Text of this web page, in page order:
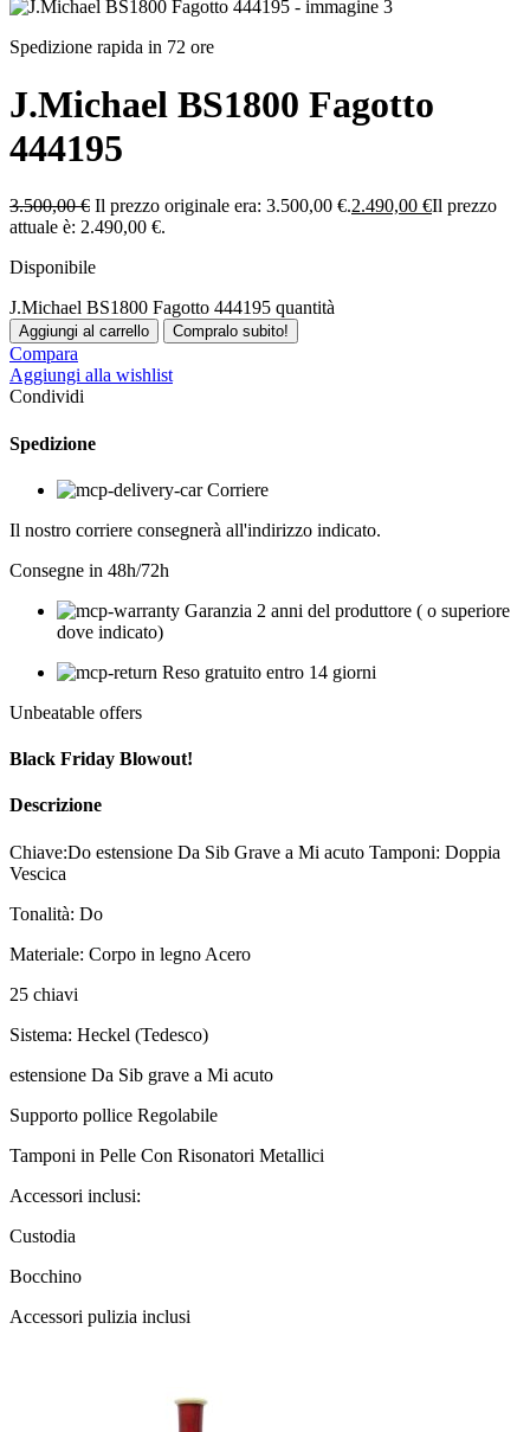
Spedizione rapida in 72 ore
J.Michael BS1800 Fagotto
444195
3.500,00€ Il prezzo originale era: 3.500,00 €.2.490,00 €Il prezzo
attuale è: 2.490,00 €.
Disponibile
J.Michael BS1800 Fagotto 444195 quantità
Aggiungi al carrello Compralo subito!
Compara
Aggiungi alla wishlist
Condividi
Spedizione
Corriere
Il nostro corriere consegnerà all'indirizzo indicato.
Consegne in 48h/72h
Garanzia 2 anni del produttore ( o superiore
dove indicato)
Reso gratuito entro 14 giorni
Unbeatable offers
Black Friday Blowout!
Descrizione
Chiave:Do estensione Da Sib Grave a Mi acuto Tamponi: Doppia
Vescica
Tonalità: Do
Materiale: Corpo in legno Acero
25 chiavi
Sistema: Heckel (Tedesco)
estensione Da Sib grave a Mi acuto
Supporto pollice Regolabile
Tamponi in Pelle Con Risonatori Metallici
Accessori inclusi:
Custodia
Bocchino
Accessori pulizia inclusi